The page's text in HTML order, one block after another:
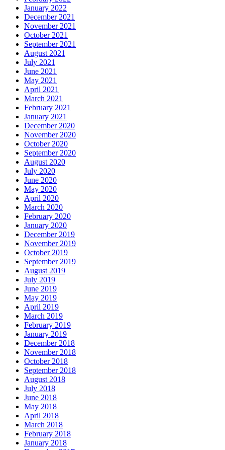
January 2022
December 2021
November 2021
October 2021
September 2021
August 2021
July 2021
June 2021
May 2021
April 2021
March 2021
February 2021
January 2021
December 2020
November 2020
October 2020
September 2020
August 2020
July 2020
June 2020
May 2020
April 2020
March 2020
February 2020
January 2020
December 2019
November 2019
October 2019
September 2019
August 2019
July 2019
June 2019
May 2019
April 2019
March 2019
February 2019
January 2019
December 2018
November 2018
October 2018
September 2018
August 2018
July 2018
June 2018
May 2018
April 2018
March 2018
February 2018
January 2018